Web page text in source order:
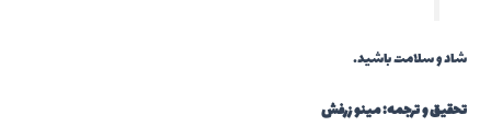
شاد و سلامت باشید.
تحقیق و ترجمه: مینو زرفش